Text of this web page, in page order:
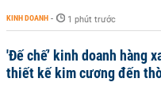
KINH DOANH - 1 phút trước
'Đế chế’ kinh doanh hàng
thiết kế kim cương đến